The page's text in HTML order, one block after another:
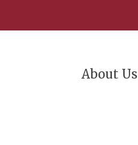
About Us